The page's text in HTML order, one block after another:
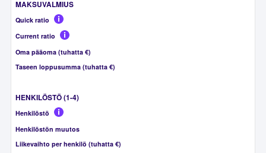
MAKSUVALMIUS
Quick ratio
Current ratio
Oma pääoma (tuhatta €)
Taseen loppusumma (tuhatta €)
HENKILÖSTÖ (1-4)
Henkilöstö
Henkilöstön muutos
Liikevaihto per henkilö (tuhatta €)